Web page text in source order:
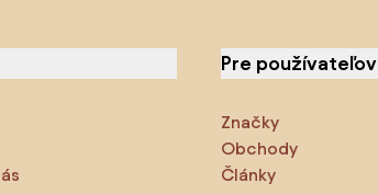
Pre používateľov
Značky
Obchody
Články